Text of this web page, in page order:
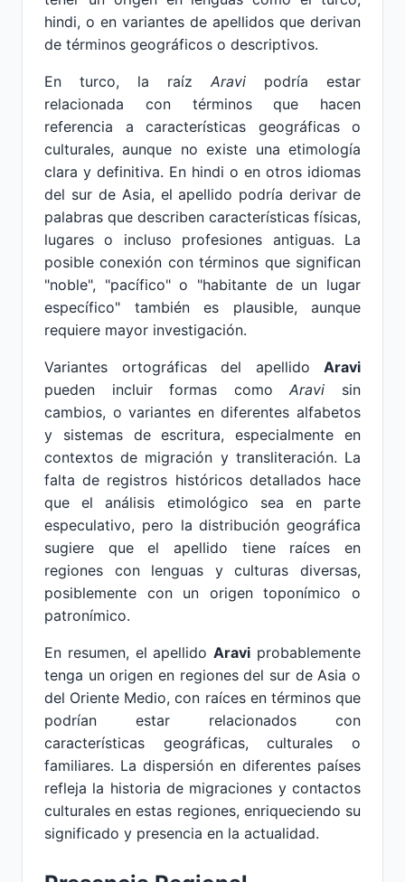
hindi, o en variantes de apellidos que derivan
de términos geográficos o descriptivos.
En turco, la raíz Aravi podría estar
relacionada con términos que hacen
referencia a características geográficas o
culturales, aunque no existe una etimología
clara y definitiva. En hindi o en otros idiomas
del sur de Asia, el apellido podría derivar de
palabras que describen características físicas,
lugares o incluso profesiones antiguas. La
posible conexión con términos que significan
"noble", "pacífico" o "habitante de un lugar
específico" también es plausible, aunque
requiere mayor investigación.
Variantes ortográficas del apellido Aravi
pueden incluir formas comoAravi sin
cambios, o variantes en diferentes alfabetos
y sistemas de escritura, especialmente en
contextos de migración y transliteración. La
falta de registros históricos detallados hace
que el análisis etimológico sea en parte
especulativo, pero la distribución geográfica
sugiere que el apellido tiene raíces en
regiones con lenguas y culturas diversas,
posiblemente con un origen toponímico o
patronímico.
En resumen, el apellidoAravi probablemente
tenga un origen en regiones del sur de Asia o
del Oriente Medio, con raíces en términos que
podrían estar relacionados con
características geográficas, culturales o
familiares. La dispersión en diferentes países
refleja la historia de migraciones y contactos
culturales en estas regiones, enriqueciendo su
significado y presencia en la actualidad.